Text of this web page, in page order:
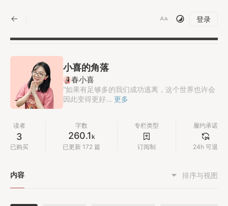
登录
小喜的角落
春小喜
“如果有足够多的我们成功逃离，这个世界也许会
因此变得更好... 更多
读者
3
已购买
字数
260.1k
已更新 172 篇
专栏类型
订阅制
履约承诺
24h 可退
内容 排序与视图